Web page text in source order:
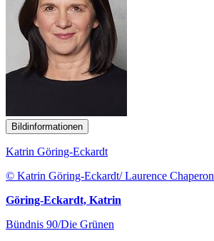
Bildinformationen
Katrin Göring-Eckardt
© Katrin Göring-Eckardt/ Laurence Chaperon
Göring-Eckardt, Katrin
Bündnis 90/Die Grünen